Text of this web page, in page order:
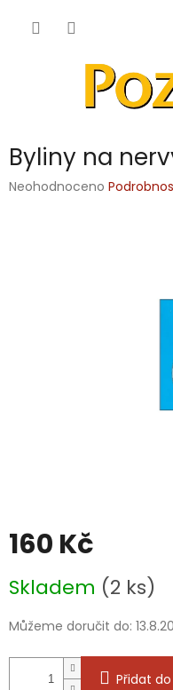
Byliny na
Průměrné
Neohodnoceno
160 Kč
cena:
Skladem (2 ks)
Můžeme doručit do:
Přidat